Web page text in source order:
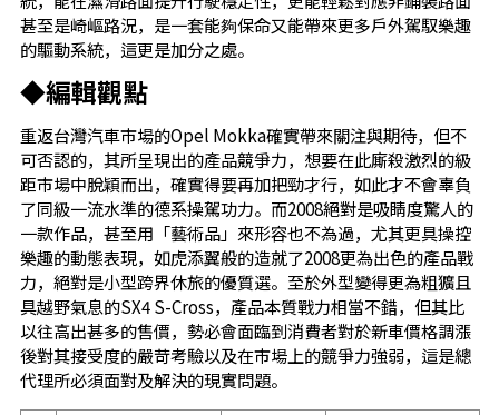
甚至是崎嶇路況，是一套能夠保命又能帶來更多戶外駕馭樂趣
的驅動系統，這更是加分之處。
◆編輯觀點
重返台灣汽車市場的Opel Mokka確實帶來關注與期待，但不
可否認的，其所呈現出的產品競爭力，想要在此廝殺激烈的級
距市場中脫穎而出，確實得要再加把勁才行，如此才不會辜負
了同級一流水準的德系操駕功力。而2008絕對是吸睛度驚人的
一款作品，甚至用「藝術品」來形容也不為過，尤其更具操控
樂趣的動態表現，如虎添翼般的造就了2008更為出色的產品戰
力，絕對是小型跨界休旅的優質選。至於外型變得更為粗獷且
具越野氣息的SX4 S-Cross，產品本質戰力相當不錯，但其比
以往高出甚多的售價，勢必會面臨到消費者對於新車價格調漲
後對其接受度的嚴苛考驗以及在市場上的競爭力強弱，這是總
代理所必須面對及解決的現實問題。